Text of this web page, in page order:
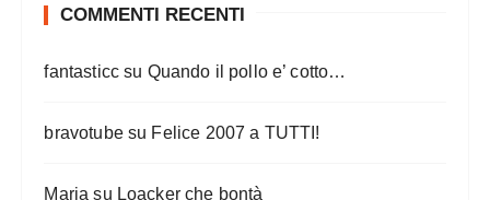
COMMENTI RECENTI
fantasticc su Quando il pollo e’ cotto…
bravotubesu Felice 2007 a TUTTI!
Maria su Loacker che bontà